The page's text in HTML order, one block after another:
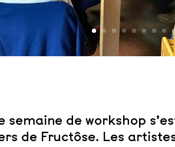
de workshop
de Fructôse. Les